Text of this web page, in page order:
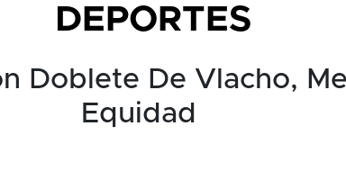
DEPORTES
Doblete De Vlacho,
Equidad